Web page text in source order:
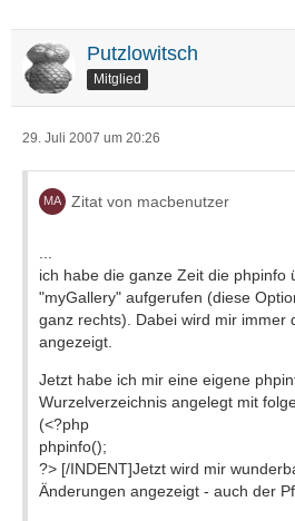
Putzlowitsch
Mitglied
29. Juli 2007 um 20:26
Zitat von macbenutzer
ich habe die ganze Zeit die phpinfo
"myGallery" aufgerufen (diese
ganz rechts). Dabei wird mir immer
angezeigt.
Jetzt habe ich mir eine eigene
Wurzelverzeichnis angelegt mit
(<?php
phpinfo();
?> [/INDENT]Jetzt wird mir
Änderungen angezeigt - auch der